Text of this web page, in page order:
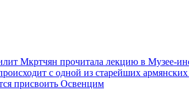
Мкртчян прочитала лекцию в Музее-
с одной из старейших
присвоить Освенцим